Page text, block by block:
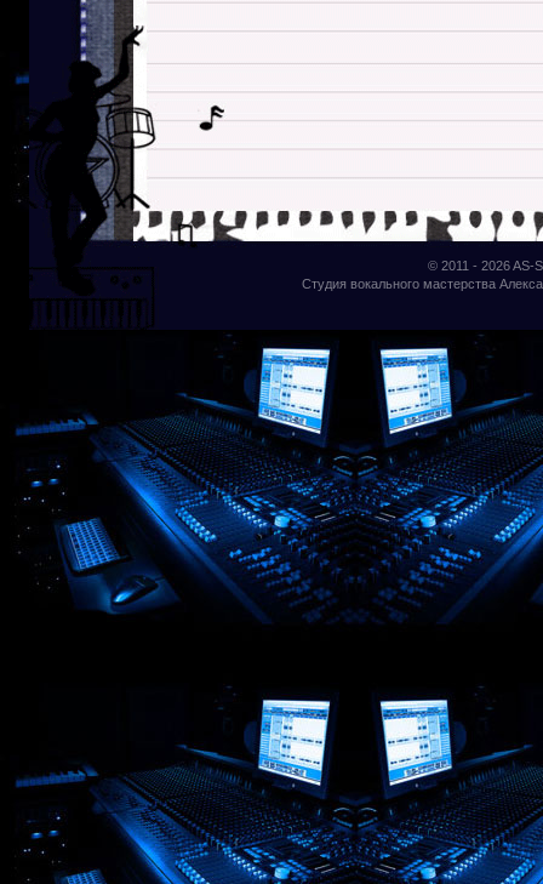
© 2011 - 2026AS-
Студия вокального мастерства